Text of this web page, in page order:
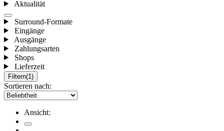
Aktualität
Surround-Formate
Eingänge
Ausgänge
Zahlungsarten
Shops
Lieferzeit
Filtern(1)
Sortieren nach:
Ansicht: